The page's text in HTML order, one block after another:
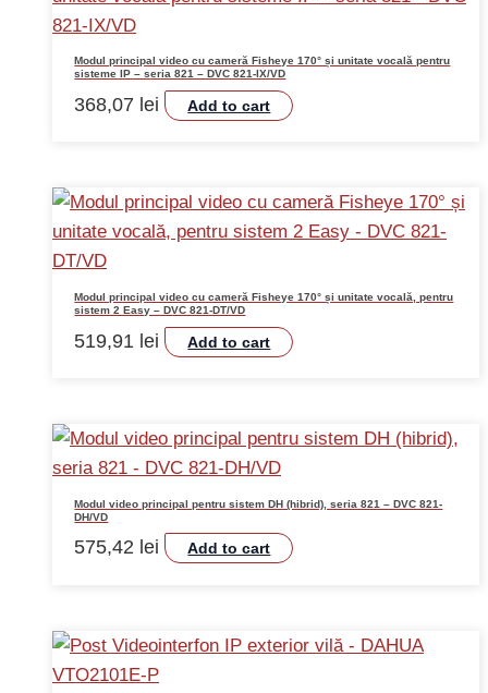
Modul principal video cu cameră Fisheye 170° și unitate vocală pentru
sisteme IP – seria 821 – DVC 821-IX/VD
368,07 lei Add to cart
Modul principal video cu cameră Fisheye 170° și unitate vocală, pentru
sistem 2 Easy – DVC 821-DT/VD
519,91 lei Add to cart
Modul video principal pentru sistem DH (hibrid), seria 821 – DVC 821-
DH/VD
575,42 lei Add to cart